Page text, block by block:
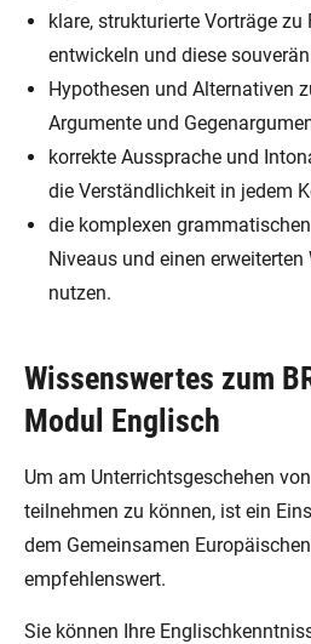
klare, strukturierte Vorträge zu
entwickeln und diese
Hypothesen und Alternativen
Argumente und
korrekte Aussprache und
die Verständlichkeit in jedem
die komplexen
Niveaus und einen
nutzen.
Wissenswertes zum
Modul Englisch
Um am Unterrichtsgeschehen
teilnehmen zu können, ist ein
dem Gemeinsamen
empfehlenswert.
Sie können Ihre